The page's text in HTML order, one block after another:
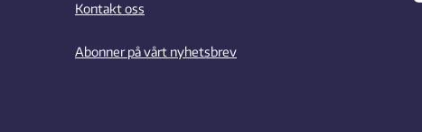
Kontakt oss
Abonner på vårt nyhetsbrev